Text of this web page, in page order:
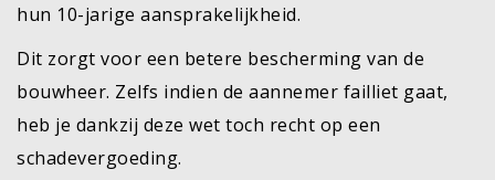
hun 10-jarige aansprakelijkheid.
Dit zorgt voor een betere bescherming van de
bouwheer. Zelfs indien de aannemer failliet gaat,
heb je dankzij deze wet toch recht op een
schadevergoeding.